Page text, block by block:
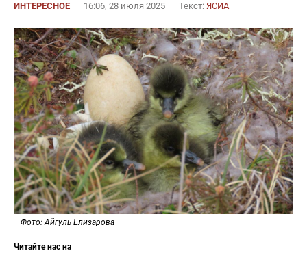
ИНТЕРЕСНОЕ 16:06, 28 июля 2025 Текст: ЯСИА
Фото: Айгуль Елизарова
Читайте нас на